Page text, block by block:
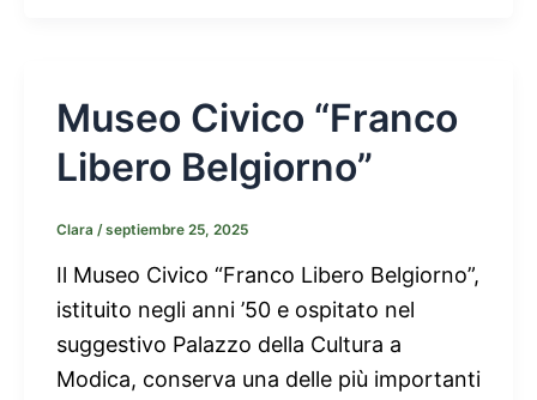
Museo Civico “Franco
Libero Belgiorno”
Clara /septiembre 25, 2025
Il Museo Civico “Franco Libero Belgiorno”,
istituito negli anni ’50 e ospitato nel
suggestivo Palazzo della Cultura a
Modica, conserva una delle più importanti